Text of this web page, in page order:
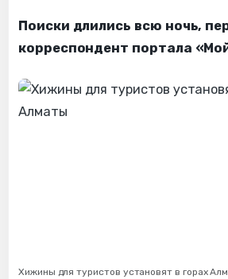
Поиски длились всю ночь,
корреспондент портала
Хижины для туристов установят в горах